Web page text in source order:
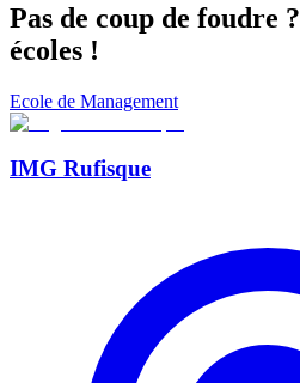
Pas de coup de foudre ?
écoles !
Ecole de Management
IMG Rufisque